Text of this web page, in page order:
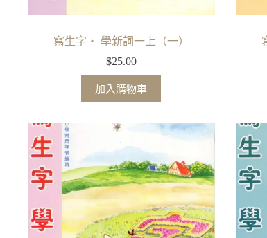
寫生字‧ 學新詞一上（一）
$25.00
加入購物車